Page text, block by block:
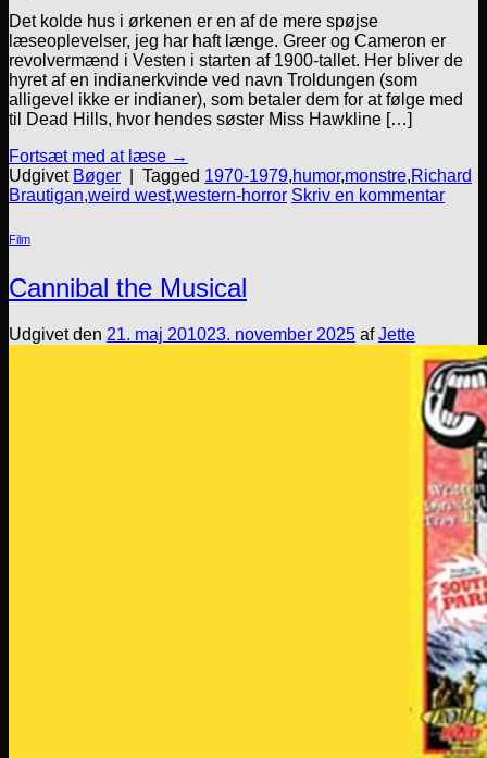
Det kolde hus i ørkenen er en af de mere spøjse
læseoplevelser, jeg har haft længe. Greer og Cameron er
revolvermænd i Vesten i starten af 1900-tallet. Her bliver de
hyret af en indianerkvinde ved navn Troldungen (som
alligevel ikke er indianer), som betaler dem for at følge med
til Dead Hills, hvor hendes søster Miss Hawkline […]
Fortsæt med at læse →
Udgivet Bøger Tagged 1970-1979,humor,monstre,Richard
Brautigan,weird west,western-horror Skriv en kommentar
Film
Cannibal the Musical
Udgivet den 21. maj 201023. november 2025 afJette